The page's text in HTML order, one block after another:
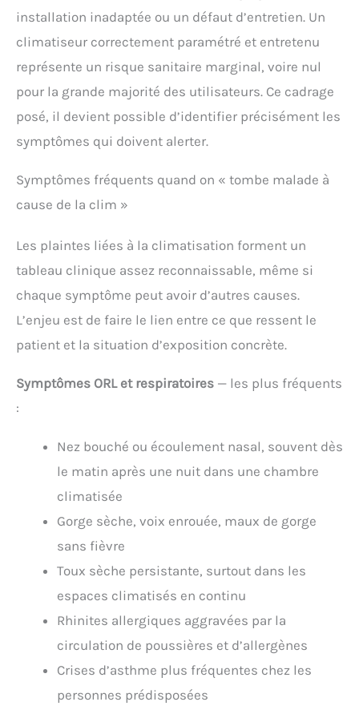
installation inadaptée ou un défaut d’entretien. Un
climatiseur correctement paramétré et entretenu
représente un risque sanitaire marginal, voire nul
pour la grande majorité des utilisateurs. Ce cadrage
posé, il devient possible d’identifier précisément les
symptômes qui doivent alerter.
Symptômes fréquents quand on « tombe malade à
cause de la clim »
Les plaintes liées à la climatisation forment un
tableau clinique assez reconnaissable, même si
chaque symptôme peut avoir d’autres causes.
L’enjeu est de faire le lien entre ce que ressent le
patient et la situation d’exposition concrète.
Symptômes ORL et respiratoires — les plus fréquents
:
Nez bouché ou écoulement nasal, souvent dès
le matin après une nuit dans une chambre
climatisée
Gorge sèche, voix enrouée, maux de gorge
sans fièvre
Toux sèche persistante, surtout dans les
espaces climatisés en continu
Rhinites allergiques aggravées par la
circulation de poussières et d’allergènes
Crises d’asthme plus fréquentes chez les
personnes prédisposées